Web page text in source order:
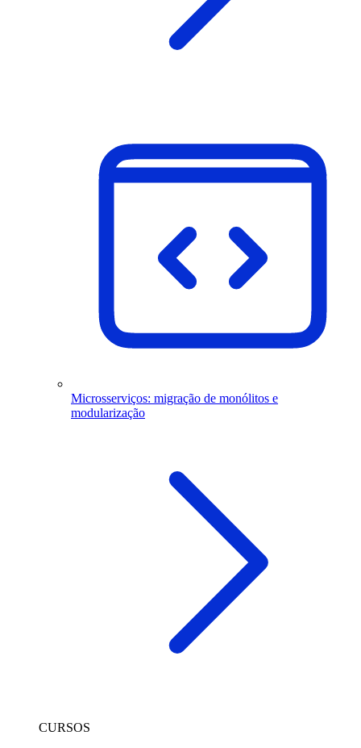
Microsserviços: migração de monólitos e
modularização
CURSOS